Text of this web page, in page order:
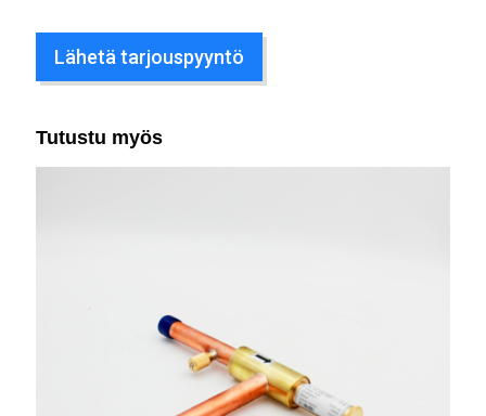
Lähetä tarjouspyyntö
Tutustu myös